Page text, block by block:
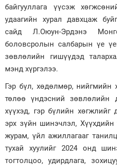
байгууллага үүсэж
удаагийн хурал давхцаж
сайд Л.Оюун-Эрдэнэ
боловсролын салбарын үе
зөвлөлийн гишүүдэд
мэнд хүргэлээ.
Гэр бүл, хөдөлмөр, нийгмийн
төлөө үндэсний зөвлөлийн
хүүхэд, гэр бүлийн хөгжлийг
эрх зүйн шинэчлэл,
журам, үйл ажиллагааг
тухай хуулийг 2024 онд
тогтолцоо, удирдлага,